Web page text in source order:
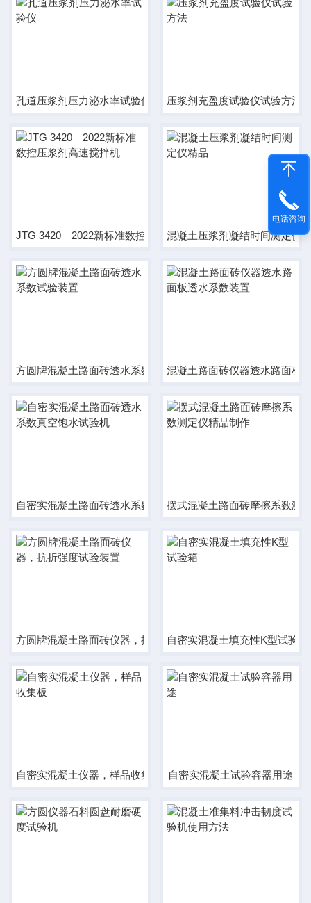
孔道压浆剂压力泌水率试验仪 压浆剂充盈度试验仪试验方法
JTG 3420—2022新标准数控压浆剂高速搅拌机混凝土压浆剂凝结时间测定仪
方圆牌混凝土路面砖透水系数试验装置混凝土路面砖仪器透水路面板
自密实混凝土路面砖透水系数真空饱水试验机摆式混凝土路面砖摩擦系数测
方圆牌混凝土路面砖仪器，抗折强度试验装置自密实混凝土填充性K型试验箱
自密实混凝土仪器，样品收集板 自密实混凝土试验容器用途
电话咨询